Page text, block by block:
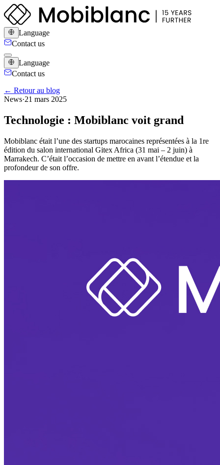
Language
Contact us
Language
Contact us
← Retour au blog
News·21 mars 2025
Technologie : Mobiblanc voit grand
Mobiblanc était l’une des startups marocaines représentées à la 1re
édition du salon international Gitex Africa (31 mai – 2 juin) à
Marrakech. C’était l’occasion de mettre en avant l’étendue et la
profondeur de son offre.